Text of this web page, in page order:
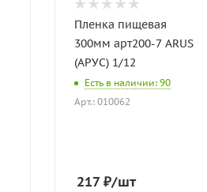
Пленка пищевая
300мм арт200-7 ARUS
(АРУС) 1/12
Есть в наличии: 90
Арт.: 010062
217₽/шт